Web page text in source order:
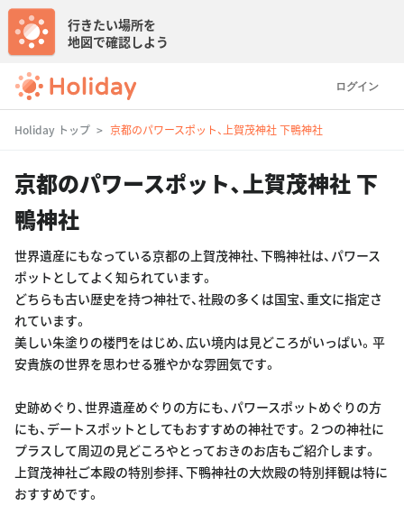
ログイン
行きたい場所を
地図で確認しよう
Holiday トップ 京都のパワースポット、上賀茂神社 下鴨神社
京都のパワースポット、上賀茂神社 下
鴨神社
世界遺産にもなっている京都の上賀茂神社、下鴨神社は、パワース
ポットとしてよく知られています。
どちらも古い歴史を持つ神社で、社殿の多くは国宝、重文に指定さ
れています。
美しい朱塗りの楼門をはじめ、広い境内は見どころがいっぱい。平
安貴族の世界を思わせる雅やかな雰囲気です。
史跡めぐり、世界遺産めぐりの方にも、パワースポットめぐりの方
にも、デートスポットとしてもおすすめの神社です。２つの神社に
プラスして周辺の見どころやとっておきのお店もご紹介します。
上賀茂神社ご本殿の特別参拝、下鴨神社の大炊殿の特別拝観は特に
おすすめです。